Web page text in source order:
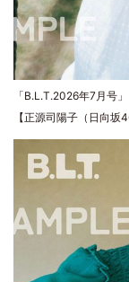
「B.L.T.2026年7月号
【正源司陽子（日向坂